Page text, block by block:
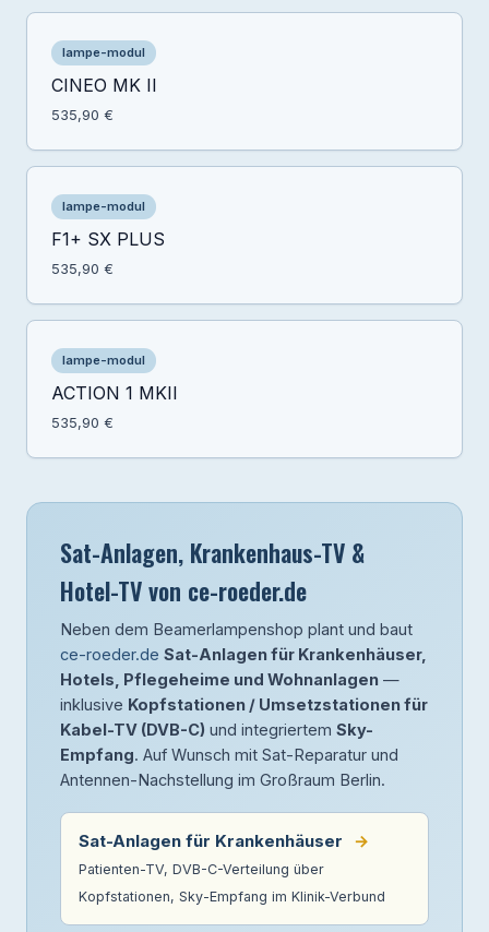
lampe-modul
CINEO MK II
535,90 €
lampe-modul
F1+ SX PLUS
535,90 €
lampe-modul
ACTION 1 MKII
535,90 €
Sat-Anlagen, Krankenhaus-TV &
Hotel-TV von ce-roeder.de
Neben dem Beamerlampenshop plant und baut
ce-roeder.de Sat-Anlagen für Krankenhäuser,
Hotels, Pflegeheime und Wohnanlagen —
inklusive Kopfstationen / Umsetzstationen für
Kabel-TV (DVB-C) und integriertem Sky-
Empfang. Auf Wunsch mit Sat-Reparatur und
Antennen-Nachstellung im Großraum Berlin.
Sat-Anlagen für Krankenhäuser →
Patienten-TV, DVB-C-Verteilung über
Kopfstationen, Sky-Empfang im Klinik-Verbund